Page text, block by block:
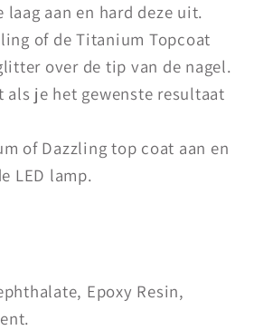
laag aan en hard deze uit.
of de Titanium Topcoat
over de tip van de nagel.
als je het gewenste resultaat
of Dazzling top coat aan en
LED lamp.
Epoxy Resin,